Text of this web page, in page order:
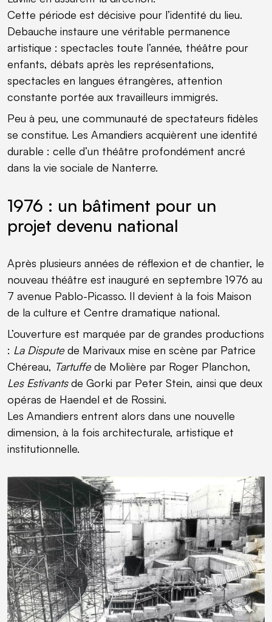
Cette période est décisive pour l’identité du lieu.
Debauche instaure une véritable permanence
artistique : spectacles toute l’année, théâtre pour
enfants, débats après les représentations,
spectacles en langues étrangères, attention
constante portée aux travailleurs immigrés.
Peu à peu, une communauté de spectateurs fidèles
se constitue. Les Amandiers acquièrent une identité
durable : celle d’un théâtre profondément ancré
dans la vie sociale de Nanterre.
1976 : un bâtiment pour un
projet devenu national
Après plusieurs années de réflexion et de chantier, le
nouveau théâtre est inauguré en septembre 1976 au
7 avenue Pablo-Picasso. Il devient à la fois Maison
de la culture et Centre dramatique national.
L’ouverture est marquée par de grandes productions
: La Disputede Marivaux mise en scène par Patrice
Chéreau, Tartuffede Molière par Roger Planchon,
Les Estivantsde Gorki par Peter Stein, ainsi que deux
opéras de Haendel et de Rossini.
Les Amandiers entrent alors dans une nouvelle
dimension, à la fois architecturale, artistique et
institutionnelle.